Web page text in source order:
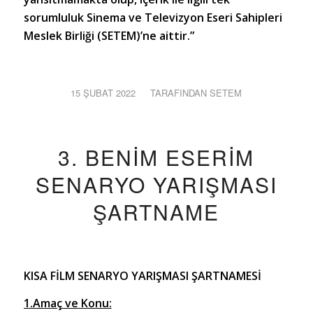
sorumluluk Sinema ve Televizyon Eseri Sahipleri
Meslek Birliği (SETEM)’ne aittir.”
15 ŞUBAT 2022
/ TARAFINDANSETEM
3. BENIM ESERIM
SENARYO YARIŞMASI
ŞARTNAME
KISA FİLM SENARYO YARIŞMASI ŞARTNAMESİ
1.Amaç ve Konu: